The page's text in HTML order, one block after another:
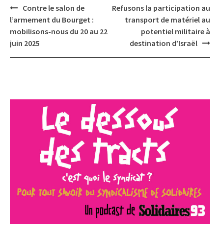
Post
navigation
Contre le salon de
l’armement du Bourget :
mobilisons-nous du 20 au 22
juin 2025
Refusons la participation au
transport de matériel au
potentiel militaire à
destination d’Israël